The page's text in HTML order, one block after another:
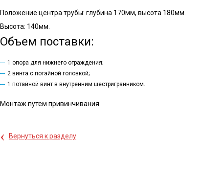
Положение центра трубы: глубина 170мм, высота 180мм.
Высота: 140мм.
Объем поставки:
1 опора для нижнего ограждения;
2 винта с потайной головкой;
1 потайной винт в внутренним шестригранником.
Монтаж путем привинчивания.
‹ Вернуться к разделу